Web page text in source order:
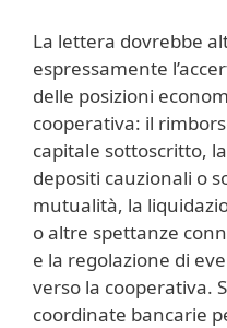
La lettera dovrebbe
espressamente
delle posizioni
cooperativa: il
capitale sottoscritto,
depositi cauzionali o
mutualità, la
o altre spettanze
e la regolazione di
verso la cooperativa.
coordinate bancarie